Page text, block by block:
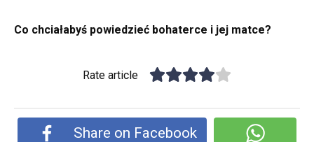
Co chciałabyś powiedzieć bohaterce i jej matce?
Rate article
Share on Facebook